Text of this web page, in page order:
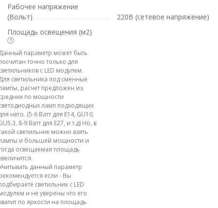
Рабочее напряжение
(Вольт)
220В (сетевое напряжение)
Площадь освещения (м2)
параметр может быть
точно только для
с LED модулем.
светильника под сменные
расчет предложен из
по мощности
ламп подходящих
него. (5-6 Ватт для E14, GU10,
8-9 Ватт для E27, и т.д) Но, в
светильник можно взять
и большей мощности и
освещаемая площадь
данный параметр
если - Вы
светильник с LED
и не уверены что его
по яркости на площадь